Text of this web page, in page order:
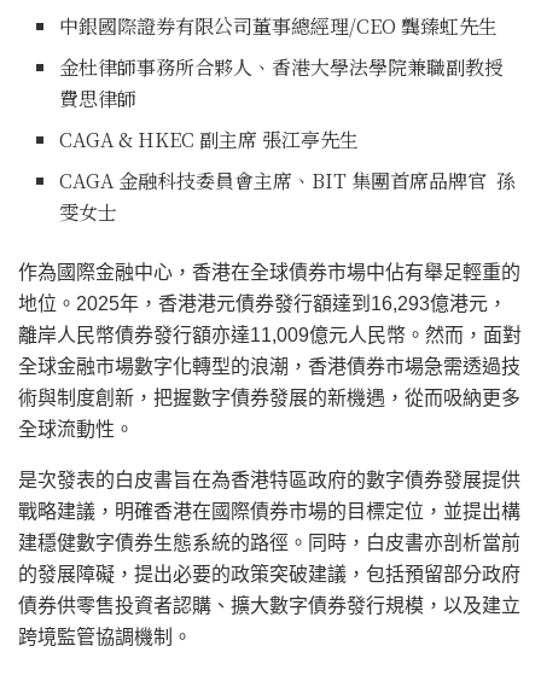
中銀國際證券有限公司董事總經理/CEO 龔臻虹先生
金杜律師事務所合夥人、香港大學法學院兼職副教授
費思律師
CAGA & HKEC 副主席 張江亭先生
CAGA 金融科技委員會主席、BIT 集團首席品牌官 孫
雯女士
作為國際金融中心，香港在全球債券市場中佔有舉足輕重的
地位。2025年，香港港元債券發行額達到16,293億港元，
離岸人民幣債券發行額亦達11,009億元人民幣。然而，面對
全球金融市場數字化轉型的浪潮，香港債券市場急需透過技
術與制度創新，把握數字債券發展的新機遇，從而吸納更多
全球流動性。
是次發表的白皮書旨在為香港特區政府的數字債券發展提供
戰略建議，明確香港在國際債券市場的目標定位，並提出構
建穩健數字債券生態系統的路徑。同時，白皮書亦剖析當前
的發展障礙，提出必要的政策突破建議，包括預留部分政府
債券供零售投資者認購、擴大數字債券發行規模，以及建立
跨境監管協調機制。